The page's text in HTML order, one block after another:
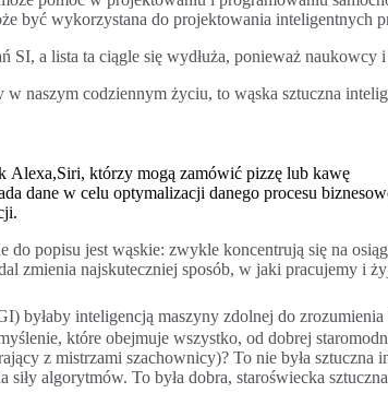
być wykorzystana do projektowania inteligentnych
SI, a lista ta ciągle się wydłuża, ponieważ
w naszym codziennym życiu, to wąska sztuczna
Alexa,Siri, którzy mogą zamówić pizzę lub kawę
dane w celu optymalizacji danego procesu
do popisu jest wąskie: zwykle koncentrują się na
zmienia najskuteczniej sposób, w jaki pracujemy i
byłaby inteligencją maszyny zdolnej do
które obejmuje wszystko, od dobrej
z mistrzami szachownicy)? To nie była sztuczna
siły algorytmów. To była dobra, staroświecka